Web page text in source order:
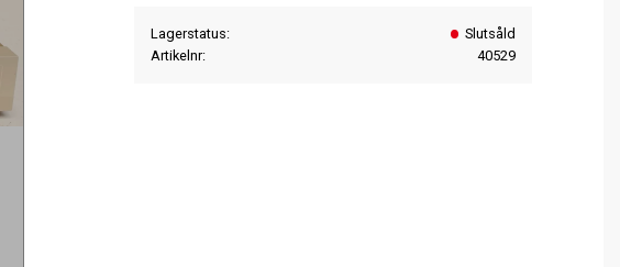
Lagerstatus
Slutsåld
Artikelnr
40529